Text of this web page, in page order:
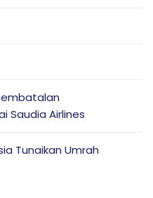
Saudia Airlines
Tunaikan Umrah